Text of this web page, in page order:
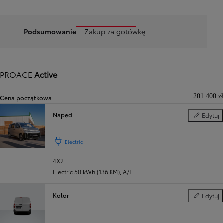
Poprzedni Następny
Podsumowanie Zakup za gotówkę
PROACE Active
Cena początkowa 201 400 zł
Napęd Edytuj
Napęd
Electric
4X2
Electric 50 kWh (136 KM), A/T
Kolor Edytuj
Kolor